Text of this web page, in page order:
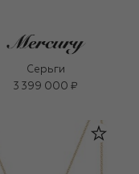
Серьги
3 399 000 ₽